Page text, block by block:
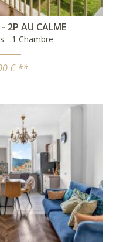
- 2P AU CALME
- 1 Chambre
€ **